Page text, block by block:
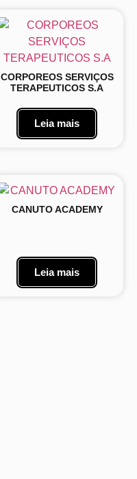
CORPOREOS SERVIÇOS
TERAPEUTICOS S.A
Leia mais
CANUTO ACADEMY
Leia mais